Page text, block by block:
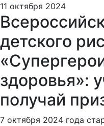
11 октября 2024
детского
здоровья»:
получай
7 октября 2024 года